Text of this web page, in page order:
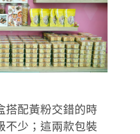
搭配黃粉交錯的時
不少；這兩款包裝